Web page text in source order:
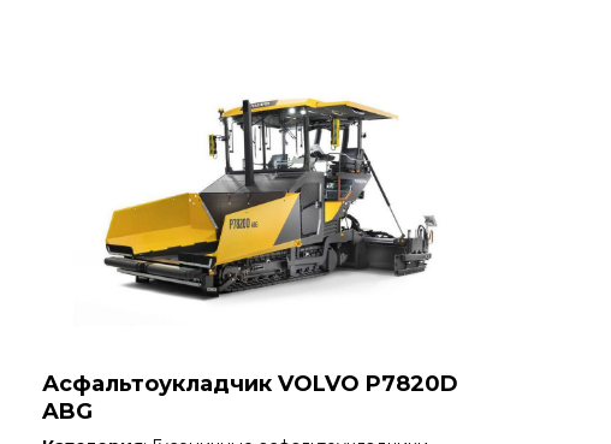
Асфальтоукладчик VOLVO P7820D
ABG